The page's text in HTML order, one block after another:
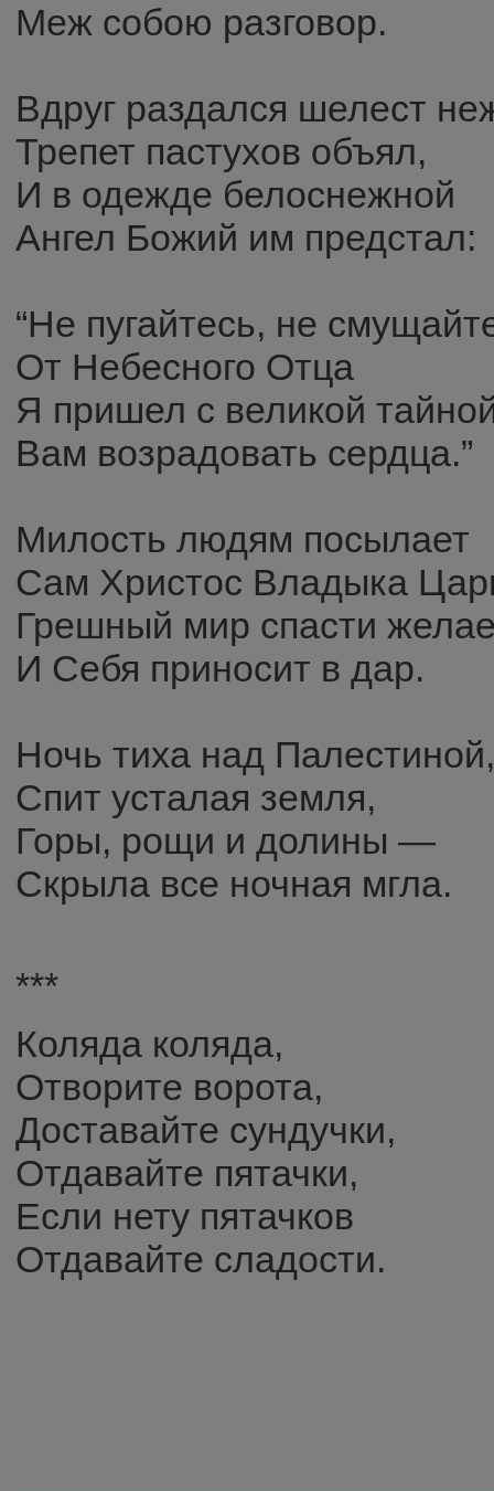
Меж собою разговор.
Вдруг раздался шелест
Трепет пастухов объял,
И в одежде белоснежной
Ангел Божий им предстал:
“Не пугайтесь, не
От Небесного Отца
Я пришел с великой
Вам возрадовать сердца.”
Милость людям посылает
Сам Христос Владыка
Грешный мир спасти
И Себя приносит в дар.
Ночь тиха над Палестиной,
Спит усталая земля,
Горы, рощи и долины —
Скрыла все ночная мгла.
***
Коляда коляда,
Отворите ворота,
Доставайте сундучки,
Отдавайте пятачки,
Если нету пятачков
Отдавайте сладости.